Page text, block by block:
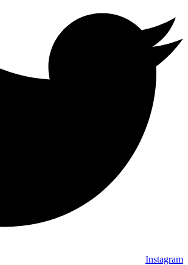
Instagram